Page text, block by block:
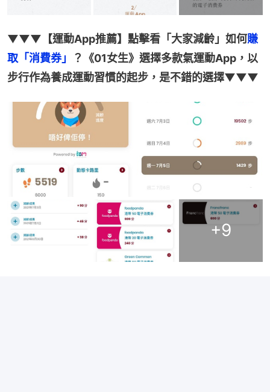
▼▼▼【運動App推薦】點擊看「大家減齡」如何賺
取「消費券」
？《01女生》選擇多款氣運動App，以
步行作為養成運動習慣的起步，是不錯的選擇▼▼▼
+9